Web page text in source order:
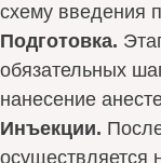
схему введения
Подготовка.
обязательных
нанесение
Инъекции.
осуществляется